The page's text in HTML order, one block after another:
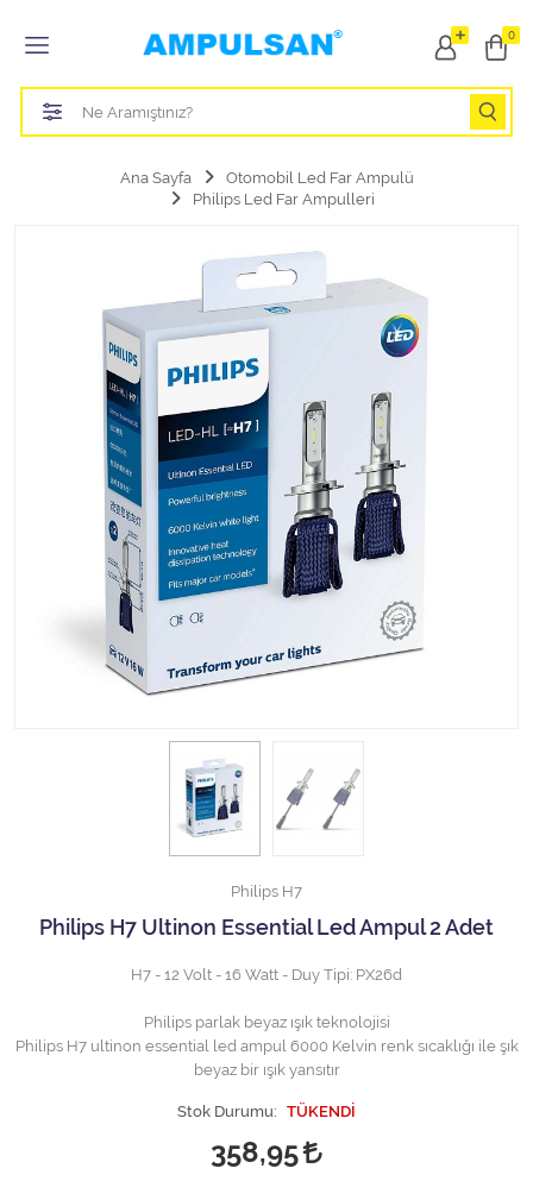
0
Tüm Kategoriler
Led Aydınlatma Ampulü
Otomobil Halojen Far Ampulü
Otomobil Xenon Far Ampulü
Otomobil Led Far Ampulü
Otomobil Halojen Park Ampulü
Otomobil Led Park Ampulü
Otomobil Gösterge Ampulü
Halojen Off Road Rally Ampulü
Motosiklet Halojen Far Ampulü
Kamyon Halojen Far Ampulü
Kamyon Gösterge Ampulü
Ana Sayfa
Otomobil Led Far Ampulü
Philips Led Far Ampulleri
Philips H7
Philips H7 Ultinon Essential Led Ampul 2 Adet
H7 - 12 Volt - 16 Watt - Duy Tipi: PX26d
Philips parlak beyaz ışık teknolojisi
Philips H7 ultinon essential led ampul 6000 Kelvin renk sıcaklığı ile şık
beyaz bir ışık yansıtır
Stok Durumu: TÜKENDİ
358,95